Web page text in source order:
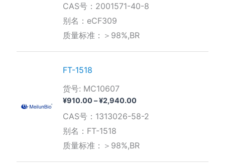
CAS号：2001571-40-8
别名：eCF309
质量标准：＞98%,BR
FT-1518
货号: MC10607
¥910.00–¥2,940.00价
范
至
CAS号：1313026-58-2
别名：FT-1518
质量标准：＞98%,BR